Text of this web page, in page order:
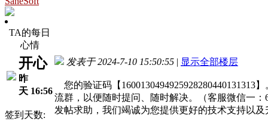
TA的每日
心情
开心
昨
天 16:56
签到天数:
发表于 2024-7-10 15:50:55 | 显示全部楼层
您的验证码【
流群，以便随时提问、随时解决。（客服微信一：
发帖求助，我们竭诚为您提供更好的技术支持以及